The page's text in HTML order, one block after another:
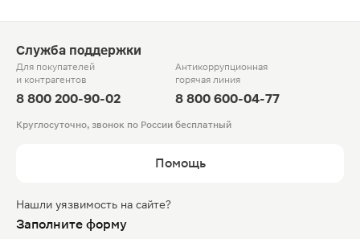
Служба поддержки
Для покупателей
и контрагентов
8 800 200-90-02
Антикоррупционная
горячая линия
8 800 600-04-77
Круглосуточно, звонок по России бесплатный
Помощь
Нашли уязвимость на сайте?
Заполните форму